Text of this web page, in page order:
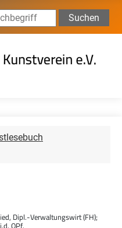
... Suchen
Dipl.-Verwaltungswirt (FH);